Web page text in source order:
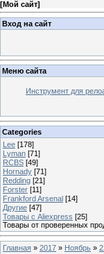
[Мой сайт]
Вход на сайт
Меню сайта
Инструмент для
Categories
Lee [178]
Lyman [71]
RCBS [49]
Hornady [71]
Redding [21]
Forster [11]
Frankford Arsenal [14]
Другие [47]
Товары с Aliexpress [25]
Товары от проверенных
Главная » 2017 » Ноябрь »